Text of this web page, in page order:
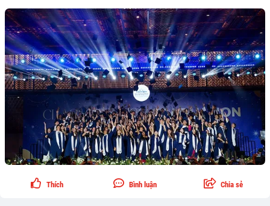
Thích Bình luận Chia sẻ